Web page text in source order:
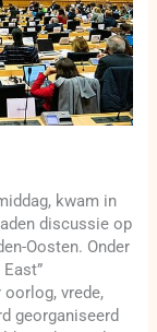
kwam in
discussie op
Oosten. Onder
vrede,
georganiseerd